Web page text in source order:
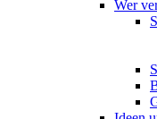
Wer